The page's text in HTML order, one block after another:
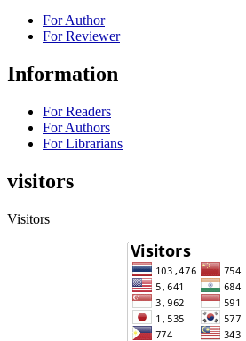
For Author
For Reviewer
Information
For Readers
For Authors
For Librarians
visitors
Visitors